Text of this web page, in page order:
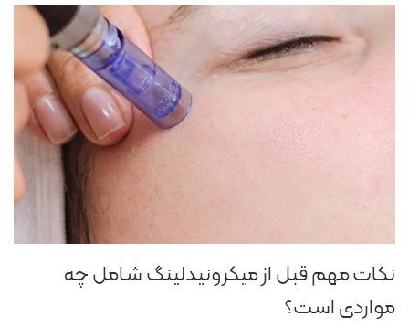
نکات مهم قبل از میکرونیدلینگ شامل چه
مواردی است؟